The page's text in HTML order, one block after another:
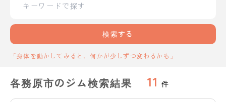
検索する
「身体を動かしてみると、何かが少しずつ変わるかも」
各務原市のジム検索結果 11 件